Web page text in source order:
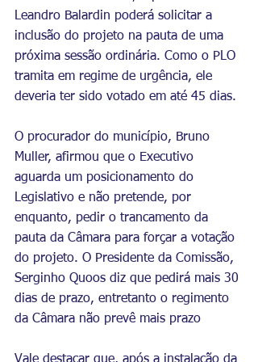
Leandro Balardin poderá solicitar a
inclusão do projeto na pauta de uma
próxima sessão ordinária. Como o PLO
tramita em regime de urgência, ele
deveria ter sido votado em até 45 dias.
O procurador do município, Bruno
Muller, afirmou que o Executivo
aguarda um posicionamento do
Legislativo e não pretende, por
enquanto, pedir o trancamento da
pauta da Câmara para forçar a votação
do projeto. O Presidente da Comissão,
Serginho Quoos diz que pedirá mais 30
dias de prazo, entretanto o regimento
da Câmara não prevê mais prazo